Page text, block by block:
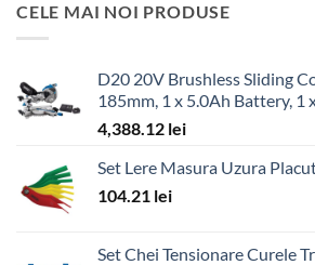
CELE MAI NOI PRODUSE
D20 20V Brushless Sliding
185mm, 1 x 5.0Ah Battery, 1
4,388.12 lei
Set Lere Masura Uzura
104.21 lei
Set Chei Tensionare Curele